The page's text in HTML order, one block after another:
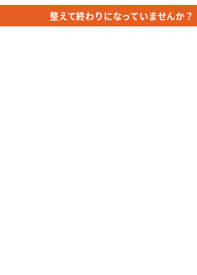
整えて終わりになっていませんか？
整えて終わりになっていませんか？